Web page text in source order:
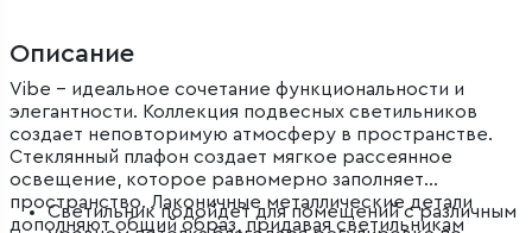
Описание
Vibe – идеальное сочетание функциональности и
элегантности. Коллекция подвесных светильников
создает неповторимую атмосферу в пространстве.
Стеклянный плафон создает мягкое рассеянное
освещение, которое равномерно заполняет
пространство. Лаконичные металлические детали
дополняют общий образ, придавая светильникам
Светильник подойдет для помещений с различным